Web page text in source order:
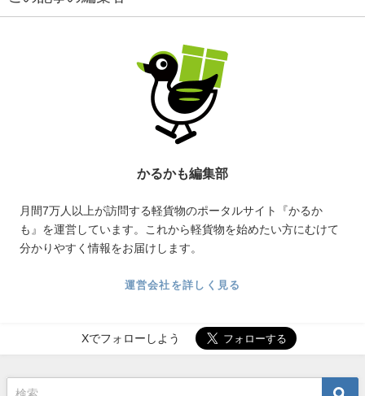
かるかも編集部
月間7万人以上が訪問する軽貨物のポータルサイト『かるか
も』を運営しています。これから軽貨物を始めたい方にむけて
分かりやすく情報をお届けします。
運営会社を詳しく見る
Xでフォローしよう